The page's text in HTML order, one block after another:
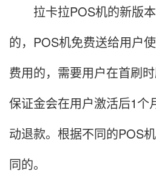
拉卡拉POS机的新版本
的，POS机免费送给用户
费用的，需要用户在首刷
保证金会在用户激活后1个
动退款。根据不同的POS
同的。